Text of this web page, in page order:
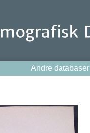
Andre databaser